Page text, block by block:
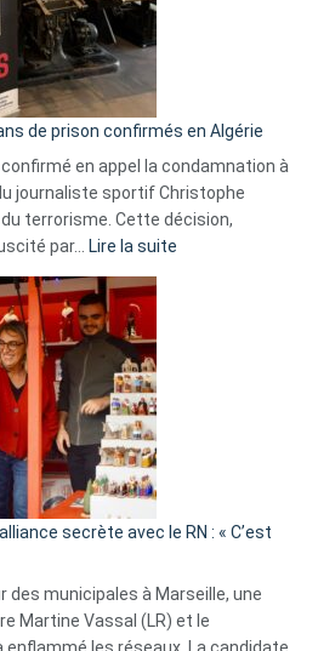
rejettent
la
présence
d’Israël
de prison confirmés en Algérie
en appel la condamnation à
journaliste sportif Christophe
terrorisme. Cette décision,
par… Lire la suite
Algérie
secrète avec le RN : « C’est
des municipales à Marseille, une
Martine Vassal (LR) et le
les réseaux. La candidate